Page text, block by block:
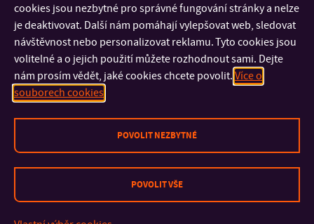
cookies jsou nezbytné pro správné fungování stránky a nelze
je deaktivovat. Další nám pomáhají vylepšovat web, sledovat
návštěvnost nebo personalizovat reklamu. Tyto cookies jsou
volitelné a o jejich použití můžete rozhodnout sami. Dejte
nám prosím vědět, jaké cookies chcete povolit. Více o
souborech cookies
POVOLIT NEZBYTNÉ
POVOLIT VŠE